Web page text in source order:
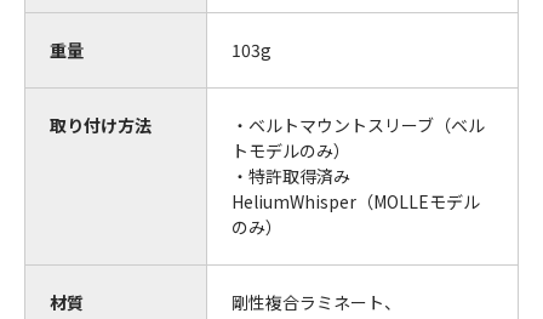
重量 103g
取り付け方法
・ベルトマウントスリーブ（ベル
トモデルのみ）
・特許取得済み
HeliumWhisper（MOLLEモデル
のみ）
材質
剛性複合ラミネート、